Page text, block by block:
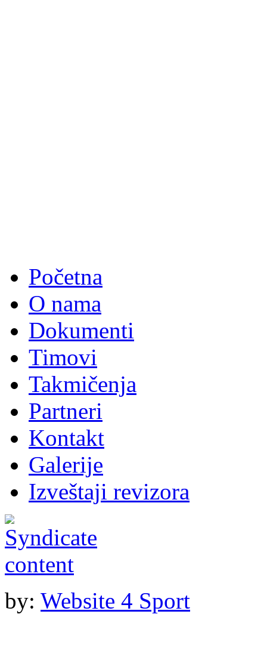
Početna
O nama
Dokumenti
Timovi
Takmičenja
Partneri
Kontakt
Galerije
Izveštaji revizora
by: Website 4 Sport